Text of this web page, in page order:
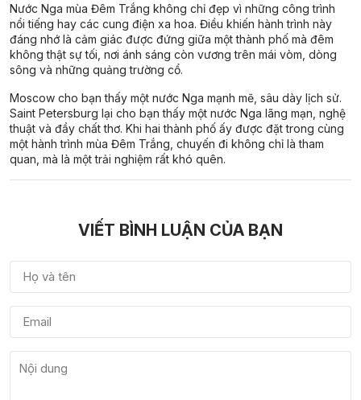
Nước Nga mùa Đêm Trắng không chỉ đẹp vì những công trình
nổi tiếng hay các cung điện xa hoa. Điều khiến hành trình này
đáng nhớ là cảm giác được đứng giữa một thành phố mà đêm
không thật sự tối, nơi ánh sáng còn vương trên mái vòm, dòng
sông và những quảng trường cổ.
Moscow cho bạn thấy một nước Nga mạnh mẽ, sâu dày lịch sử.
Saint Petersburg lại cho bạn thấy một nước Nga lãng mạn, nghệ
thuật và đầy chất thơ. Khi hai thành phố ấy được đặt trong cùng
một hành trình mùa Đêm Trắng, chuyến đi không chỉ là tham
quan, mà là một trải nghiệm rất khó quên.
VIẾT BÌNH LUẬN CỦA BẠN